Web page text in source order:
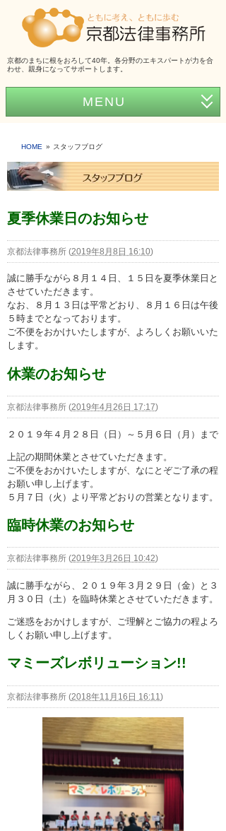
京都のまちに根をおろして40年。各分野のエキスパートが力を合
わせ、親身になってサポートします。
MENU
弁護士紹介
アクセス
弁護士費用
くらしの法律シリーズ
事務所だより
困ったときの法律知識
HOME スタッフブログ
夏季休業日のお知らせ
京都法律事務所 (2019年8月8日 16:10)
誠に勝手ながら８月１４日、１５日を夏季休業日と
させていただきます。
なお、８月１３日は平常どおり、８月１６日は午後
５時までとなっております。
ご不便をおかけいたしますが、よろしくお願いいた
します。
休業のお知らせ
京都法律事務所 (2019年4月26日 17:17)
２０１９年４月２８日（日）～５月６日（月）まで
上記の期間休業とさせていただきます。
ご不便をおかけいたしますが、なにとぞご了承の程
お願い申し上げます。
５月７日（火）より平常どおりの営業となります。
臨時休業のお知らせ
京都法律事務所 (2019年3月26日 10:42)
誠に勝手ながら、２０１９年３月２９日（金）と３
月３０日（土）を臨時休業とさせていただきます。
ご迷惑をおかけしますが、ご理解とご協力の程よろ
しくお願い申し上げます。
マミーズレボリューション!!
京都法律事務所 (2018年11月16日 16:11 )